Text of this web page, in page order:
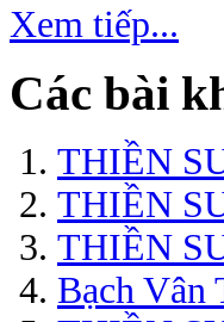
Xem tiếp...
Các bài
THIỀN
THIỀN
THIỀN
Bạch Vân